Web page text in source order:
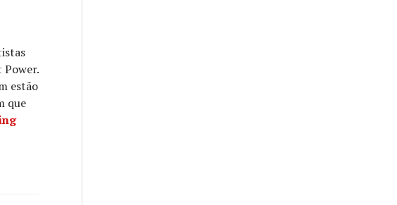
Power.
estão
que
AQUELA VERSÃO #44: BOB SEGER vs. O Resto Do Mundo